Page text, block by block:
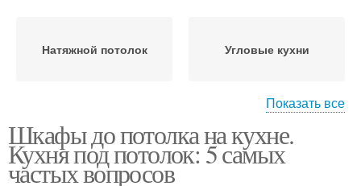
Натяжной потолок Угловые кухни
Кухни до потолка Шкафы под потолок
Показать все
Шкафы до потолка на кухне.
Кухня под потолок: 5 самых
частых вопросов